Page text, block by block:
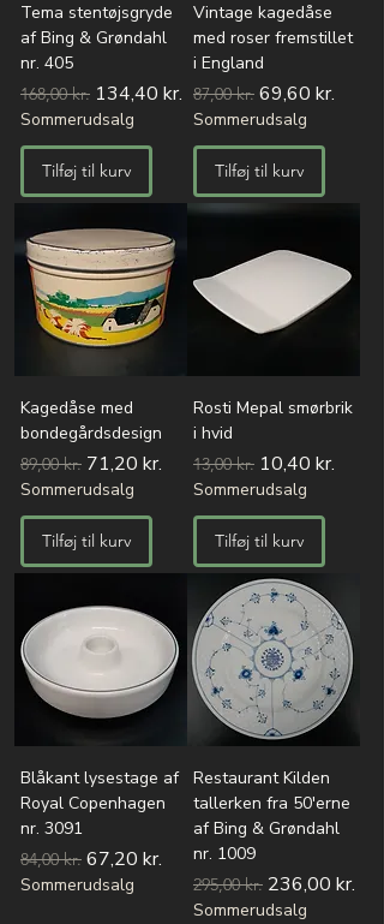
Tema stentøjsgryde
af Bing & Grøndahl
nr. 405
Regulær pris
168,00 kr. Salgspris
134,40 kr.
Sommerudsalg
Tilføj til kurv
Vintage kagedåse
med roser fremstillet
i England
Regulær pris
87,00 kr. Salgspris
69,60 kr.
Sommerudsalg
Tilføj til kurv
Kagedåse med
bondegårdsdesign
Regulær pris
89,00 kr. Salgspris
71,20 kr.
Sommerudsalg
Tilføj til kurv
Rosti Mepal smørbrik
i hvid
Regulær pris
13,00 kr. Salgspris
10,40 kr.
Sommerudsalg
Tilføj til kurv
Blåkant lysestage af
Royal Copenhagen
nr. 3091
Regulær pris
84,00 kr. Salgspris
67,20 kr.
Sommerudsalg
Restaurant Kilden
tallerken fra 50'erne
af Bing & Grøndahl
nr. 1009
Regulær pris
295,00 kr. Salgspris
236,00 kr.
Sommerudsalg